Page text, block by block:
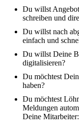
Du willst
schreiben und
Du willst nach
einfach und
Du willst Deine
digitalisieren?
Du möchtest
haben?
Du möchtest
Meldungen
Deine